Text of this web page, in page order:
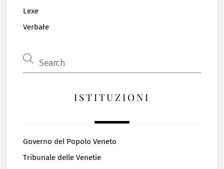
Lexe
Verbałe
ISTITUZIONI
Governo del Popolo Veneto
Tribunale delle Venetie